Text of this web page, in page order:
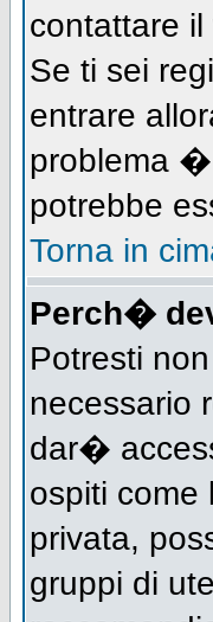
contattare
Se ti sei
entrare
problema �
potrebbe
Torna in
Perch�
Potresti
necessario
dar�
ospiti come
privata,
gruppi di